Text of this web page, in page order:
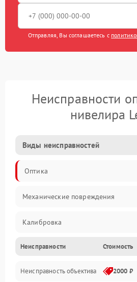
Отправляя, Вы соглашаетесь с
Неисправности
нивелира
Виды неисправностей
Оптика
Механические повреждения
Калибровка
Механика
Электропитание
Неисправности Стоимость
Неисправность объектива 2000 ₽